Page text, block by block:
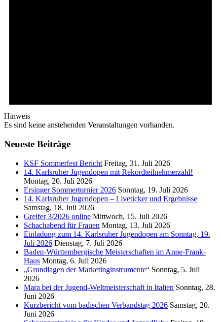
Hinweis
Es sind keine anstehenden Veranstaltungen vorhanden.
Neueste Beiträge
KSF Sommerfest Bericht Freitag, 31. Juli 2026
14. Karlsruher Jugendopen mit Rekordteilnehmerzahl!
Montag, 20. Juli 2026
Ersinger Sommerturnier 2026 Sonntag, 19. Juli 2026
14. Karlsruher Jugendopen – Liveticker und Ergebnisse
Samstag, 18. Juli 2026
Greifer 3/2026 online Mittwoch, 15. Juli 2026
Schachabend für Frauen Montag, 13. Juli 2026
Einladung zum 14. Karlsruher Jugendopen am Sonntag, 19.
Juli 2026 Dienstag, 7. Juli 2026
Baden-Württembergische Meisterschaften im Anne-Frank-
Haus Montag, 6. Juli 2026
„Grundlagen der Marketinginstrumente“ Sonntag, 5. Juli
2026
Mara bei der Jugend-Weltmeisterschaft in Italien Sonntag, 28.
Juni 2026
Kurzbericht vom badischen Verbandstag 2026 Samstag, 20.
Juni 2026